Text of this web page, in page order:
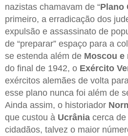
nazistas chamavam de “Plano
primeiro, a erradicação dos
expulsão e assassinato de
de “preparar” espaço para a
se estenda além de Moscou e
do final de 1942, o Exército
exércitos alemães de volta
esse plano nunca foi além de
Ainda assim, o historiador
que custou à Ucrânia cerca
cidadãos, talvez o maior